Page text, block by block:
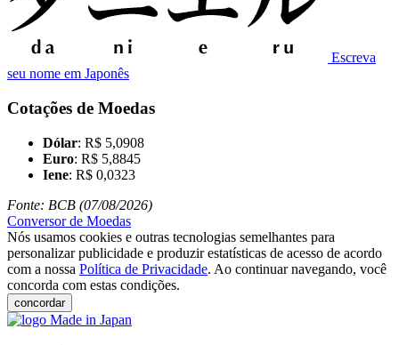
Escreva
seu nome em Japonês
Cotações de Moedas
Dólar: R$ 5,0908
Euro: R$ 5,8845
Iene: R$ 0,0323
Fonte: BCB (07/08/2026)
Conversor de Moedas
Nós usamos cookies e outras tecnologias semelhantes para
personalizar publicidade e produzir estatísticas de acesso de acordo
com a nossa Política de Privacidade. Ao continuar navegando, você
concorda com estas condições.
concordar